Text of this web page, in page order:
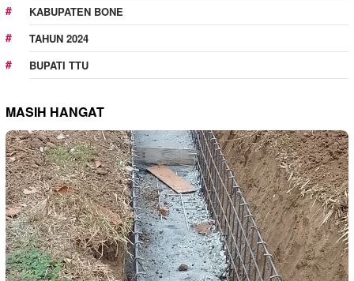
KABUPATEN BONE
TAHUN 2024
BUPATI TTU
MASIH HANGAT